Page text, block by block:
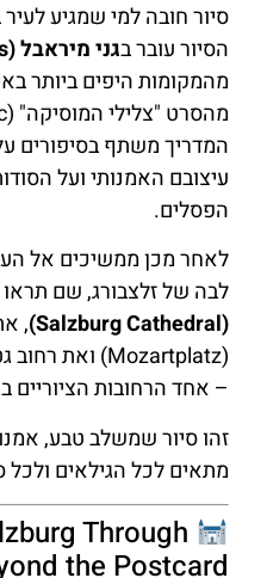
סיור חובה למי שמגיע
הסיור עובר בגני מיראבל (Mirabell Gardens)
מהמקומות היפים ביותר
מהסרט "צלילי המוסיקה" (The Sound of Music).
המדריך משתף בסיפורים
עיצובם האמנותי ועל
הפסלים.
לבה של זלצבורג, שם
(Salzburg Cathedral)
,
– אחד הרחובות הציוריים
זהו סיור שמשלב טבע,
מתאים לכל הגילאים ולכל
Through
the Postcard